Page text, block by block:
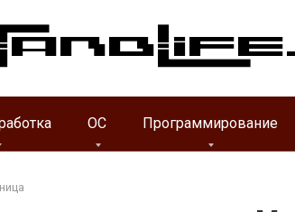
ОС Программирование